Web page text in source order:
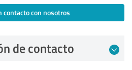
contacto con nosotros
de contacto